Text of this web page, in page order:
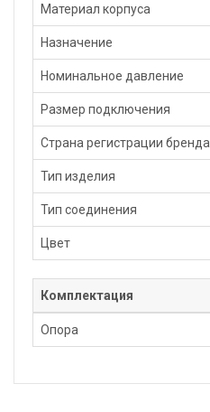
Материал корпуса
Назначение
Номинальное давление
Размер подключения
Страна регистрации бренда
Тип изделия
Тип соединения
Цвет
Комплектация
Опора